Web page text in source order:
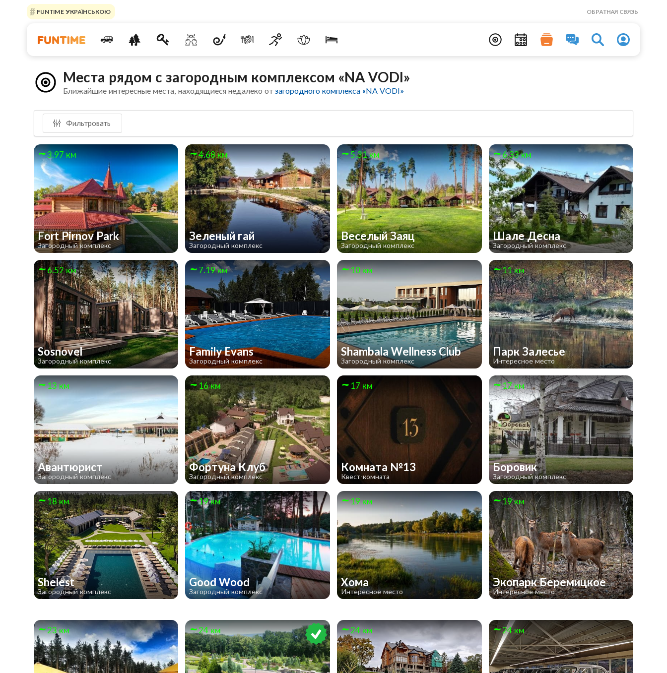
FUNTIME УКРАЇНСЬКОЮ ОБРАТНАЯ СВЯЗЬ
Места рядом с загородным комплексом «NA VODI»
Ближайшие интересные места, находящиеся недалеко отзагородного комплекса «NA VODI»
Фильтровать
3.97 км
Fort Pirnov Park
Загородный комплекс
4.68 км
Зеленый гай
Загородный комплекс
5.31 км
Веселый Заяц
Загородный комплекс
6.33 км
Шале Десна
Загородный комплекс
6.52 км
Sosnovel
Загородный комплекс
7.19 км
Family Evans
Загородный комплекс
10 км
Shambala Wellness Club
Загородный комплекс
11 км
Парк Залесье
Интересное место
13 км
Авантюрист
Загородный комплекс
16 км
Фортуна Клуб
Загородный комплекс
17 км
Комната №13
Квест-комната
17 км
Боровик
Загородный комплекс
18 км
Shelest
Загородный комплекс
19 км
Good Wood
Загородный комплекс
19 км
Хома
Интересное место
19 км
Экопарк Беремицкое
Интересное место
23 км 24 км 24 км 24 км